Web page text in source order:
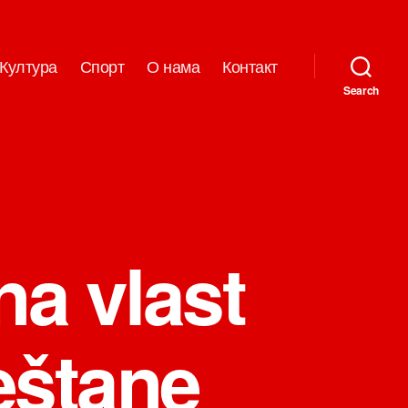
Култура Спорт О нама Контакт
Search
vlast